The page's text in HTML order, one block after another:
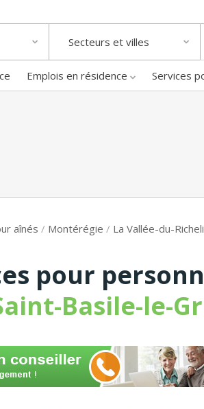
Secteurs et villes
Emplois en résidence Services
aînés / Montérégie / La Vallée-du-
pour
Basile-le-